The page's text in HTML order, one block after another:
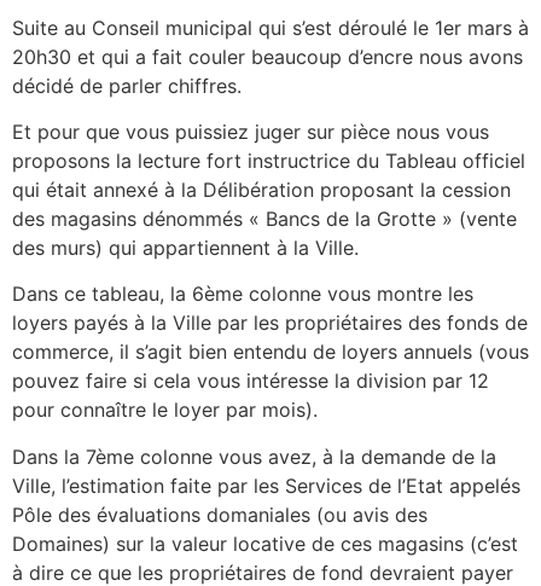
Suite au Conseil municipal qui s’est déroulé le 1er mars à
20h30 et qui a fait couler beaucoup d’encre nous avons
décidé de parler chiffres.
Et pour que vous puissiez juger sur pièce nous vous
proposons la lecture fort instructrice du Tableau officiel
qui était annexé à la Délibération proposant la cession
des magasins dénommés « Bancs de la Grotte » (vente
des murs) qui appartiennent à la Ville.
Dans ce tableau, la 6ème colonne vous montre les
loyers payés à la Ville par les propriétaires des fonds de
commerce, il s’agit bien entendu de loyers annuels (vous
pouvez faire si cela vous intéresse la division par 12
pour connaître le loyer par mois).
Dans la 7ème colonne vous avez, à la demande de la
Ville, l’estimation faite par les Services de l’Etat appelés
Pôle des évaluations domaniales (ou avis des
Domaines) sur la valeur locative de ces magasins (c’est
à dire ce que les propriétaires de fond devraient payer